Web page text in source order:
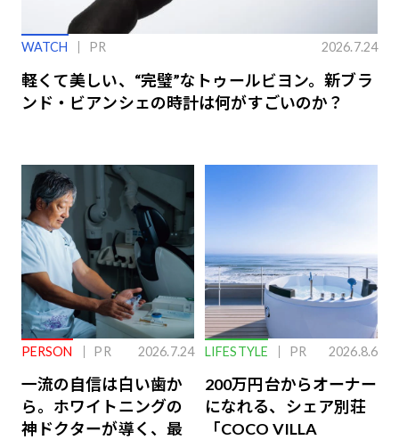
WATCH PR 2026.7.24
軽くて美しい、“完璧”なトゥールビヨン。新ブラ
ンド・ビアンシェの時計は何がすごいのか？
PERSON PR 2026.7.24
一流の自信は白い歯か
ら。ホワイトニングの
神ドクターが導く、最
LIFESTYLE PR 2026.8.6
200万円台からオーナー
になれる、シェア別荘
「COCO VILLA